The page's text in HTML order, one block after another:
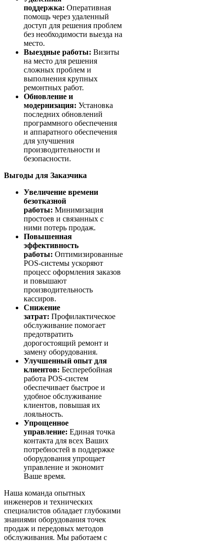
поддержка: Оперативная
помощь через удаленный
доступ для решения проблем
без необходимости выезда на
место.
Выездные работы: Визиты
на место для решения
сложных проблем и
выполнения крупных
ремонтных работ.
Обновление и
модернизация: Установка
последних обновлений
программного обеспечения
и аппаратного обеспечения
для улучшения
производительности и
безопасности.
Выгоды для Заказчика
Увеличение времени
безотказной
работы: Минимизация
простоев и связанных с
ними потерь продаж.
Повышенная
эффективность
работы: Оптимизированные
POS-системы ускоряют
процесс оформления заказов
и повышают
производительность
кассиров.
Снижение
затрат: Профилактическое
обслуживание помогает
предотвратить
дорогостоящий ремонт и
замену оборудования.
Улучшенный опыт для
клиентов: Бесперебойная
работа POS-систем
обеспечивает быстрое и
удобное обслуживание
клиентов, повышая их
лояльность.
Упрощенное
управление: Единая точка
контакта для всех Ваших
потребностей в поддержке
оборудования упрощает
управление и экономит
Ваше время.
Наша команда опытных
инженеров и технических
специалистов обладает глубокими
знаниями оборудования точек
продаж и передовых методов
обслуживания. Мы работаем с